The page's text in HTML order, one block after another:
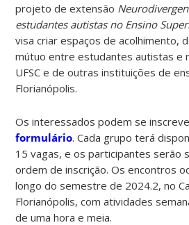
projeto de extensão
estudantes autistas no Ensino
visa criar espaços de acolhimento,
mútuo entre estudantes autistas e
UFSC e de outras instituições de
Florianópolis.
Os interessados podem se
formulário. Cada grupo terá
15 vagas, e os participantes serão
ordem de inscrição. Os encontros
longo do semestre de 2024.2, no
Florianópolis, com atividades
de uma hora e meia.